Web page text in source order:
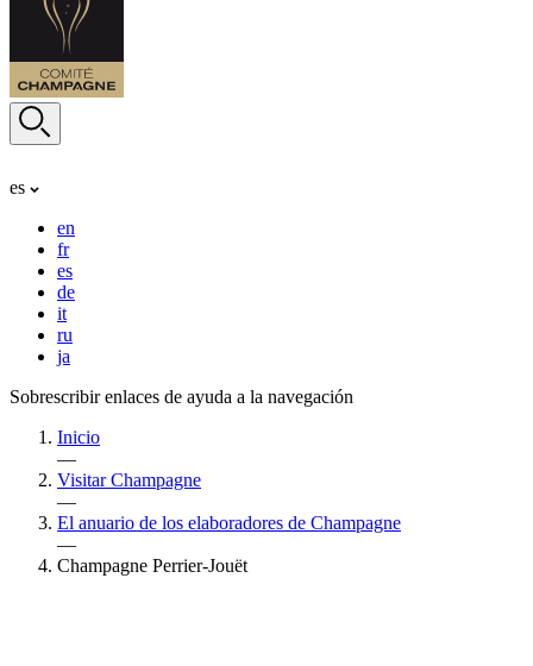
es
en
fr
es
de
it
ru
ja
Sobrescribir enlaces de ayuda a la navegación
Inicio
—
Visitar Champagne
—
El anuario de los elaboradores de Champagne
—
Champagne Perrier-Jouët